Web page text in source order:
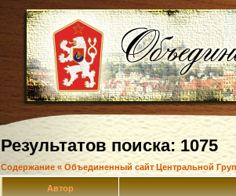
Результатов поиска: 1075
Содержание « Объединенный сайт Центральной
Автор